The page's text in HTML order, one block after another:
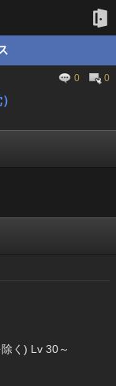
0 0
く) Lv 30～